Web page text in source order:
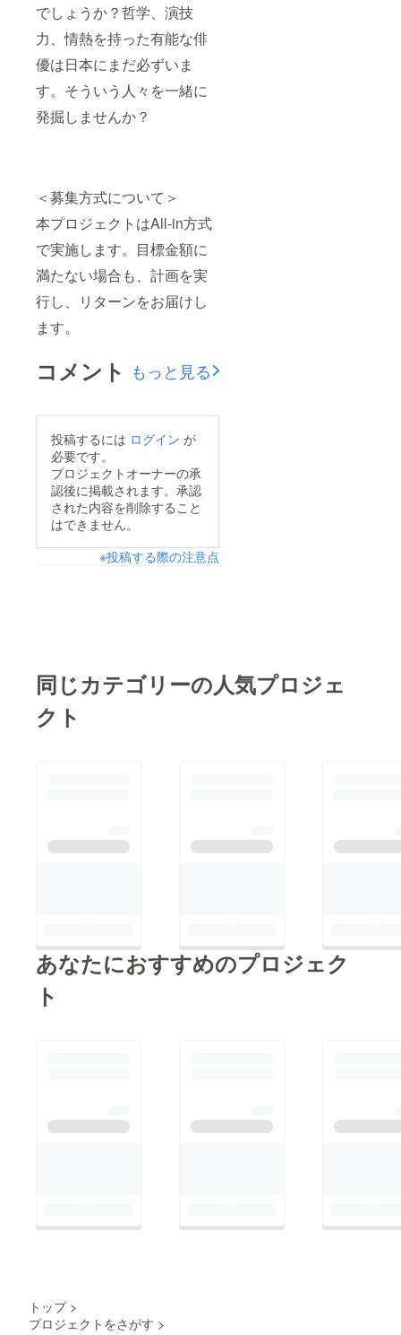
でしょうか？哲学、演技
力、情熱を持った有能な俳
優は日本にまだ必ずいま
す。そういう人々を一緒に
発掘しませんか？
＜募集方式について＞
本プロジェクトはAll-in方式
で実施します。目標金額に
満たない場合も、計画を実
行し、リターンをお届けし
ます。
コメント もっと見る
投稿するには ログイン が
必要です。
プロジェクトオーナーの承
認後に掲載されます。承認
された内容を削除すること
はできません。
※投稿する際の注意点
同じカテゴリーの人気プロジェ
クト
あなたにおすすめのプロジェク
ト
トップ >
プロジェクトをさがす >